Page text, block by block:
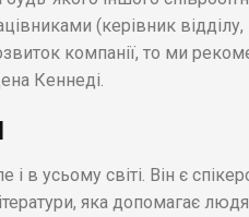
(керівник відділу,
компанії, то ми
Кеннеді.
в усьому світі. Він є
яка допомагає